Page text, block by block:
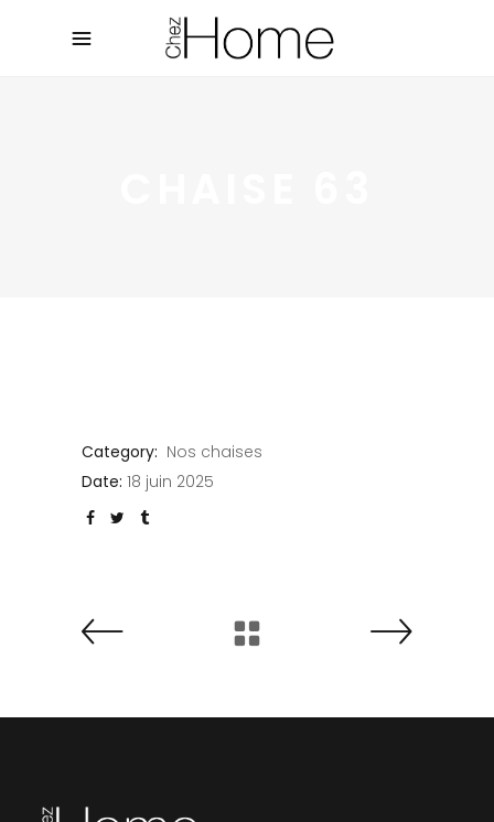
Category: Nos chaises
Date: 18 juin 2025